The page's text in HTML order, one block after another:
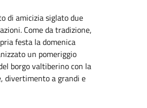
di amicizia siglato due
Come da tradizione,
festa la domenica
un pomeriggio
borgo valtiberino con la
divertimento a grandi e